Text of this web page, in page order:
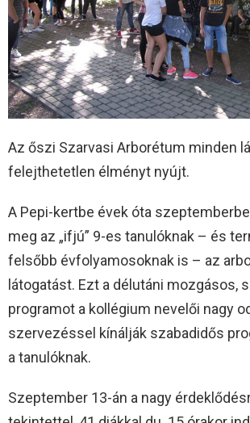
Az őszi Szarvasi Arborétum minden
felejthetetlen élményt nyújt.
A Pepi-kertbe évek óta
meg az „ifjú” 9-es tanulóknak – és
felsőbb évfolyamosoknak is – az
látogatást. Ezt a délutáni mozgásos,
programot a kollégium nevelői nagy
szervezéssel kínálják szabadidős
a tanulóknak.
Szeptember 13-án a nagy